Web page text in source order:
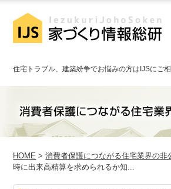
住宅トラブル、建築紛争でお悩みの方はIJSにご
HOME >消費者保護につながる住宅業界の非
時に出来高精算を求められるか知...